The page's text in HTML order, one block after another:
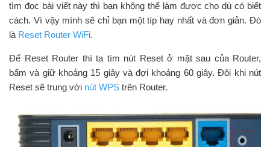
tìm đọc bài viết này thì bạn không thể làm được cho dù có biết
cách. Vì vậy mình sẽ chỉ bạn một típ hay nhất và đơn giản. Đó
là Reset Router WiFi.
Để Reset Router thì ta tìm nút Reset ở mặt sau của Router,
bấm và giữ khoảng 15 giây và đợi khoảng 60 giây. Đôi khi nút
Reset sẽ trung với nút WPS trên Router.